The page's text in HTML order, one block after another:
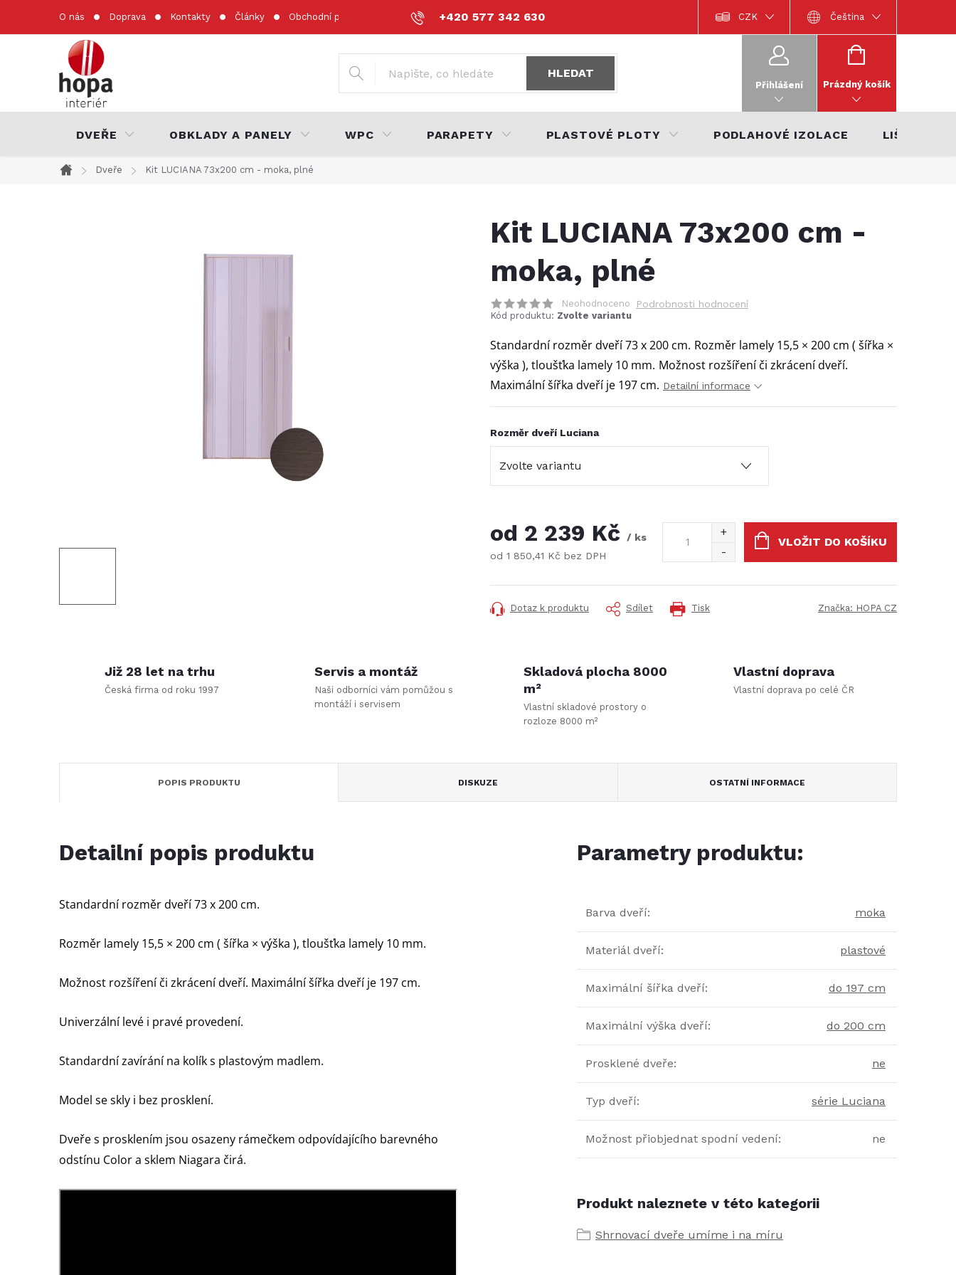
+420 577 342 630
O nás Doprava Kontakty Články Obchodní podmínky Podmínky ochrany osobních údajů Dokumentace k výrobkům Katalog interiérů 2022
CZK Čeština
HLEDAT
Přihlášení
NÁKUPNÍ
Prázdný košík
DVEŘE OBKLADY A PANELY WPC PARAPETY PLASTOVÉ PLOTY PODLAHOVÉ IZOLACE LIŠTY
Domů
Dveře Kit LUCIANA 73x200 cm - moka, plné
Kit LUCIANA 73x200 cm -
moka, plné
Neohodnoceno Podrobnosti hodnocení
Kód produktu: Zvolte variantu
Standardní rozměr dveří 73 x 200 cm. Rozměr lamely 15,5 × 200 cm ( šířka ×
výška ), tloušťka lamely 10 mm. Možnost rozšíření či zkrácení dveří.
Maximální šířka dveří je 197 cm. Detailní informace
Rozměr dveří Luciana
od 2 239 Kč
/ ks
od 1 850,41 Kč bez DPH
cena:
VLOŽIT DO KOŠÍKU
Tisk
Dotaz k produktu Sdílet Značka: HOPA CZ
Již 28 let na trhu
Česká firma od roku 1997
Servis a montáž
Naši odborníci vám pomůžou s
montáží i servisem
Skladová plocha 8000
m²
Vlastní skladové prostory o
rozloze 8000 m²
Vlastní doprava
Vlastní doprava po celé ČR
POPIS PRODUKTU DISKUZE OSTATNÍ INFORMACE
Detailní popis produktu
Standardní rozměr dveří 73 x 200 cm.
Rozměr lamely 15,5 × 200 cm ( šířka × výška ), tloušťka lamely 10 mm.
Možnost rozšíření či zkrácení dveří. Maximální šířka dveří je 197 cm.
Univerzální levé i pravé provedení.
Standardní zavírání na kolík s plastovým madlem.
Model se skly i bez prosklení.
Dveře s prosklením jsou osazeny rámečkem odpovídajícího barevného
odstínu Color a sklem Niagara čirá.
Parametry produktu:
Barva dveří: moka
Materiál dveří: plastové
Maximální šířka dveří: do 197 cm
Maximální výška dveří: do 200 cm
Prosklené dveře: ne
Typ dveří: série Luciana
Možnost přiobjednat spodní vedení: ne
Produkt naleznete v této kategorii
Shrnovací dveře umíme i na míru